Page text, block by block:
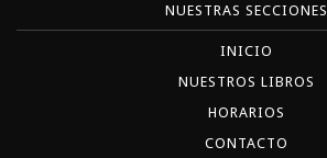
NUESTRAS SECCIONES
INICIO
NUESTROS LIBROS
HORARIOS
CONTACTO